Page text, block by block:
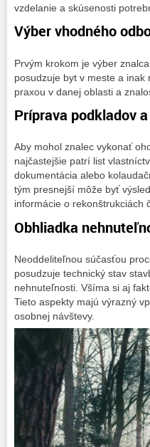
vzdelanie a skúsenosti
Výber vhodného
Prvým krokom je výber
posudzuje byt v meste a
praxou v danej oblasti a
Príprava podkladov
Aby mohol znalec vykonať
najčastejšie patrí list
dokumentácia alebo
tým presnejší môže byť
informácie o rekonštrukciách
Obhliadka
Neoddeliteľnou súčasťou
posudzuje technický stav
nehnuteľnosti. Všíma si aj
Tieto aspekty majú výrazný
osobnej návštevy.